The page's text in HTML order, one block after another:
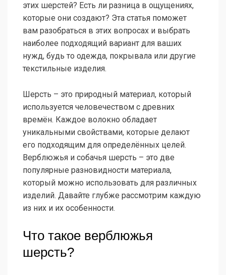
этих шерстей? Есть ли разница в ощущениях,
которые они создают? Эта статья поможет
вам разобраться в этих вопросах и выбрать
наиболее подходящий вариант для ваших
нужд, будь то одежда, покрывала или другие
текстильные изделия.
Шерсть – это природный материал, который
используется человечеством с древних
времён. Каждое волокно обладает
уникальными свойствами, которые делают
его подходящим для определённых целей.
Верблюжья и собачья шерсть – это две
популярные разновидности материала,
который можно использовать для различных
изделий. Давайте глубже рассмотрим каждую
из них и их особенности.
Что такое верблюжья
шерсть?